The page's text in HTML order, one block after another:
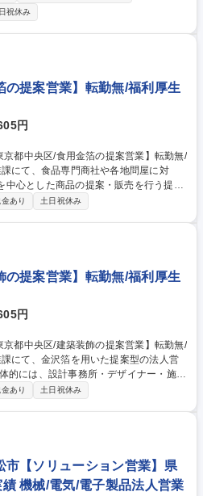
、製品トラブル発生時のメーカーと顧客
に、実際の現場でも工事業者と打合わせ
協議、アフターフォローまでお任せ。
ども担当いただきます。【育成】商品
、徐々に担当企業を引継ぎ、半年程度で
舗商社
祝休み
の提案営業】転勤無/福利厚生
円
中心とした商品の提案・販売を行う提案
の要望を丁寧
、新規顧客の開拓にも積極的に取り組
メーカーや菓子メーカー、飲食関連事業
提案も行っていただきます。 募集職
案営業】転勤無/福利厚生◎
あり 土日祝休み
の提案営業】転勤無/福利厚生
円
意匠の提案を行うなど創造性が求められ
と連携しながら、お客様のご要望をカ
あり 土日祝休み
市【ソリューション営業】県
機械/電気/電子製品法人営業